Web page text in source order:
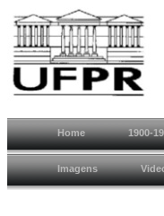
Home 1900-
Imagens